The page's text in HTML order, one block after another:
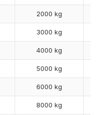
2000 kg
3000 kg
4000 kg
5000 kg
6000 kg
8000 kg